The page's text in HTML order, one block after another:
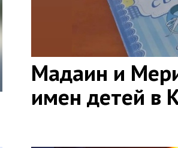
Мадаин и
имен детей в